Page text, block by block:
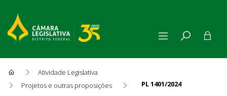
Atividade Legislativa
Projetos e outras proposições
PL 1401/2024